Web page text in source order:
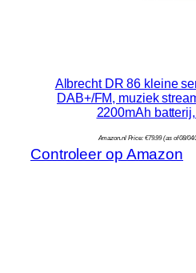
Albrecht DR 86 kleine
DAB+/FM, muziek
2200mAh
Amazon.nl Price: €79.99(as of 08/
Controleer op Amazon